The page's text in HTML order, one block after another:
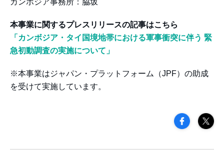
カンボジア事務所：脇坂
本事業に関するプレスリリースの記事はこちら
「カンボジア・タイ国境地帯における軍事衝突に伴う 緊
急初動調査の実施について」
※本事業はジャパン・プラットフォーム（JPF）の助成
を受けて実施しています。